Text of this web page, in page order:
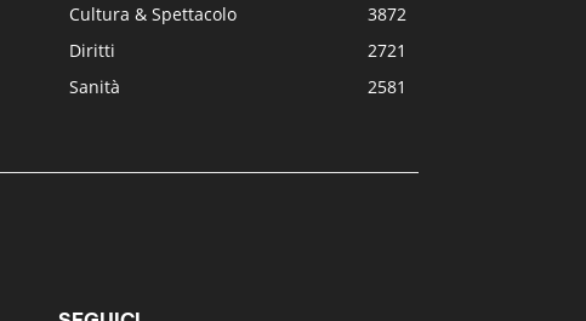
Cultura & Spettacolo
3872
Diritti
2721
Sanità
2581